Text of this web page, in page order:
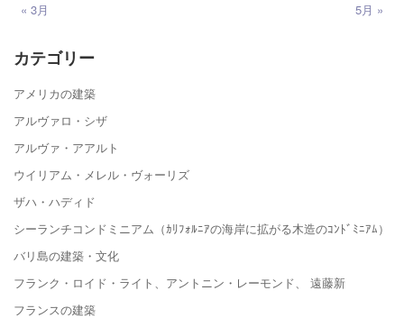
« 3月 5月 »
カテゴリー
アメリカの建築
アルヴァロ・シザ
アルヴァ・アアルト
ウイリアム・メレル・ヴォーリズ
ザハ・ハディド
シーランチコンドミニアム（ｶﾘﾌｫﾙﾆｱの海岸に拡がる木造のｺﾝﾄﾞﾐﾆｱﾑ）
バリ島の建築・文化
フランク・ロイド・ライト、アントニン・レーモンド、 遠藤新
フランスの建築